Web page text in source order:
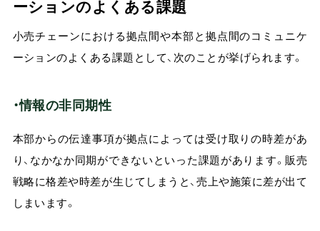
ーションのよくある課題
小売チェーンにおける拠点間や本部と拠点間のコミュニケ
ーションのよくある課題として、次のことが挙げられます。
・情報の非同期性
本部からの伝達事項が拠点によっては受け取りの時差があ
り、なかなか同期ができないといった課題があります。販売
戦略に格差や時差が生じてしまうと、売上や施策に差が出て
しまいます。